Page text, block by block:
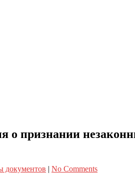
о признании
документов | No Comments